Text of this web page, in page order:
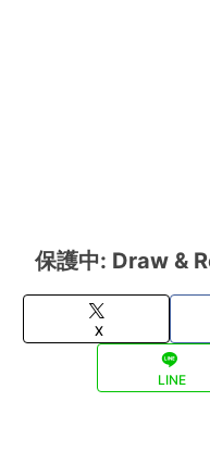
保護中: Draw &
X
LINE